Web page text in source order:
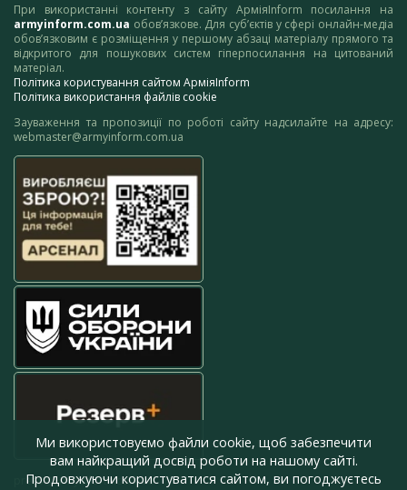
При використанні контенту з сайту АрміяInform посилання на
armyinform.com.ua обов’язкове. Для суб’єктів у сфері онлайн-медіа
обов’язковим є розміщення у першому абзаці матеріалу прямого та
відкритого для пошукових систем гіперпосилання на цитований
матеріал.
Політика користування сайтом АрміяInform
Політика використання файлів cookie
Зауваження та пропозиції по роботі сайту надсилайте на адресу:
webmaster@armyinform.com.ua
press@armyinform.com.ua
Ми використовуємо файли cookie, щоб забезпечити
вам найкращий досвід роботи на нашому сайті.
Продовжуючи користуватися сайтом, ви погоджуєтесь